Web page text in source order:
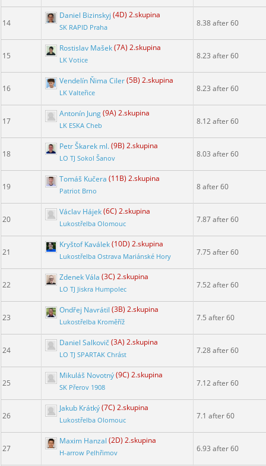
14
Daniel Bizinskyj (4D) 2.skupina
SK RAPID Praha 8.38 after 60
15
Rostislav Mašek(7A) 2.skupina
LK Votice 8.23 after 60
16
Vendelín Ňima Ciler(5B) 2.skupina
LK Valteřice 8.23 after 60
17
Antonín Jung(9A) 2.skupina
LK ESKA Cheb 8.12 after 60
18
Petr Škarek ml.(9B) 2.skupina
LO TJ Sokol Šanov 8.03 after 60
19
Tomáš Kučera (11B) 2.skupina
Patriot Brno 8 after 60
20
Václav Hájek(6C) 2.skupina
Lukostřelba Olomouc 7.87 after 60
21
Kryštof Kaválek(10D) 2.skupina
Lukostřelba Ostrava Mariánské Hory 7.75 after 60
22
Zdenek Vála (3C) 2.skupina
LO TJ Jiskra Humpolec 7.52 after 60
23
Ondřej Navrátil (3B) 2.skupina
Lukostřelba Kroměříž 7.5 after 60
24
Daniel Salkovič(3A) 2.skupina
LO TJ SPARTAK Chrást 7.28 after 60
25
Mikuláš Novotný(9C) 2.skupina
SK Přerov 1908 7.12 after 60
26
Jakub Krátký(7C) 2.skupina
Lukostřelba Olomouc 7.1 after 60
27
Maxim Hanzal (2D) 2.skupina
H-arrow Pelhřimov 6.93 after 60